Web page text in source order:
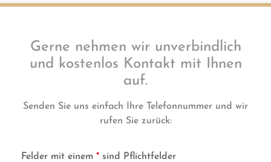
Gerne nehmen wir unverbindlich
und kostenlos Kontakt mit Ihnen
auf.
Senden Sie uns einfach Ihre Telefonnummer und wir
rufen Sie zurück:
Felder mit einem * sind Pflichtfelder